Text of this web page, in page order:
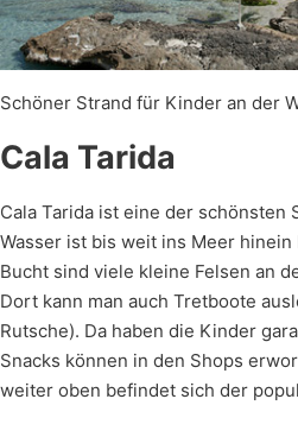
Schöner Strand für Kinder an der
Cala Tarida
Cala Tarida ist eine der schönsten
Wasser ist bis weit ins Meer
Bucht sind viele kleine Felsen an
Dort kann man auch Tretboote
Rutsche). Da haben die Kinder
Snacks können in den Shops
weiter oben befindet sich der